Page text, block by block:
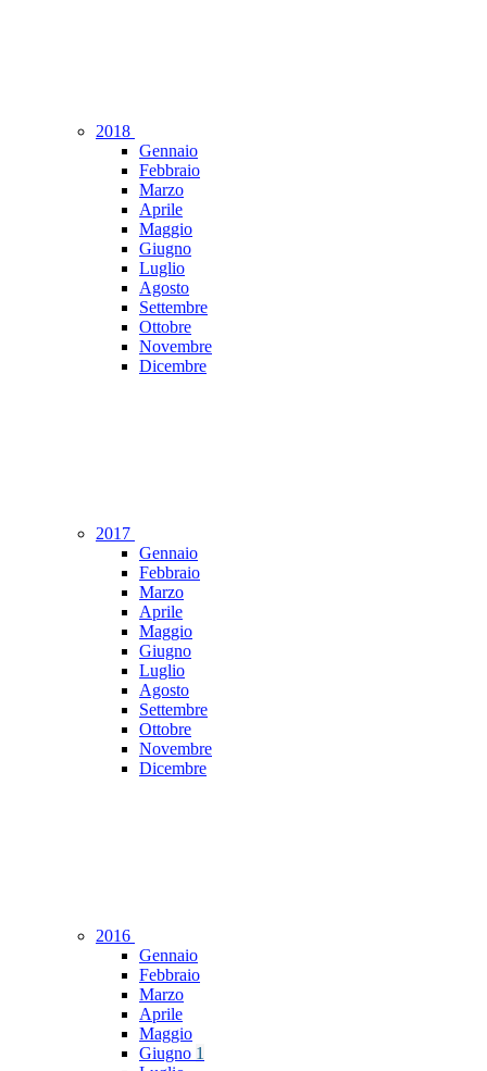
2018
Gennaio
Febbraio
Marzo
Aprile
Maggio
Giugno
Luglio
Agosto
Settembre
Ottobre
Novembre
Dicembre
2017
Gennaio
Febbraio
Marzo
Aprile
Maggio
Giugno
Luglio
Agosto
Settembre
Ottobre
Novembre
Dicembre
2016
Gennaio
Febbraio
Marzo
Aprile
Maggio
Giugno 1